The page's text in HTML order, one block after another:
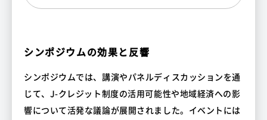
シンポジウムの効果と反響
シンポジウムでは、講演やパネルディスカッションを通
じて、J-クレジット制度の活用可能性や地域経済への影
響について活発な議論が展開されました。イベントには